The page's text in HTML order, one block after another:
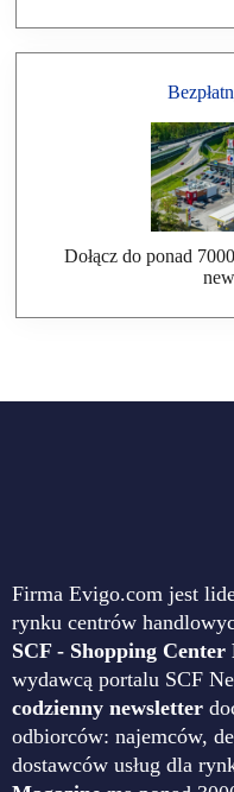
Dołącz do ponad
Firma Evigo.com jest
rynku centrów
SCF - Shopping
wydawcą portalu SCF
codzienny newsletter
odbiorców: najemców,
dostawców usług dla